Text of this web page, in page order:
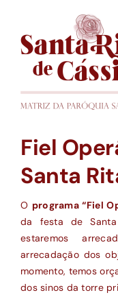
para
conteúdo
Quem Somos
Santa Rita
Orações
A Matriz
Formas de Ajudar
Fiel
Santa
O programa “Fiel
da festa de
estaremos
arrecadação dos
momento, temos
dos sinos da torre